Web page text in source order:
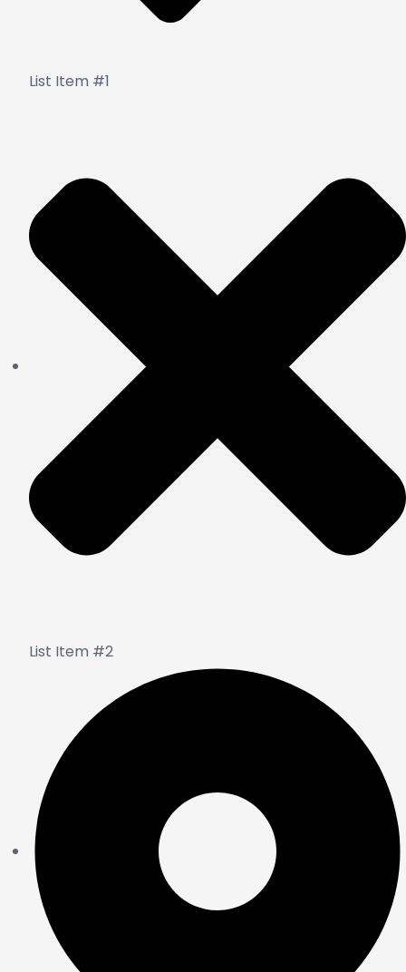
List Item #1
List Item #2